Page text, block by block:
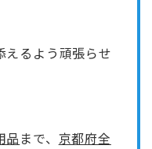
えるよう頑張らせ
品 まで、 京都府全